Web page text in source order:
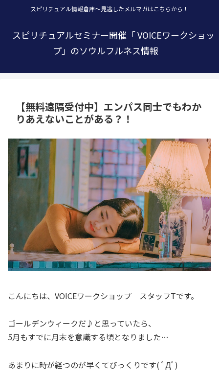
スピリチュアル情報倉庫～見逃したメルマガはこちらから！
スピリチュアルセミナー開催「 VOICEワークショッ
プ」のソウルフルネス情報
【無料遠隔受付中】エンパス同士でもわか
りあえないことがある？！
こんにちは、VOICEワークショップ スタッフTです。
ゴールデンウィークだ♪と思っていたら、
5月もすでに月末を意識する頃となりました…
あまりに時が経つのが早くてびっくりです( ﾟДﾟ)